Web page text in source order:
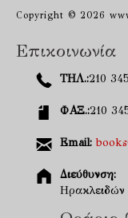
Copyright © 2026
Επικοινωνία
ΤΗΛ.:210
ΦΑΞ.:210
Email:
Διεύθυνση:
Ηρακλειδών